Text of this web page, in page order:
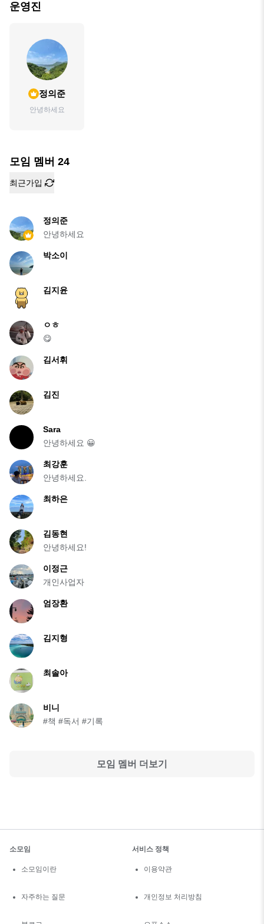
운영진
정의준
안녕하세요
모임 멤버 24
최근가입
정의준
안녕하세요
박소이
김지윤
ㅇㅎ
😋
김서휘
김진
Sara
안녕하세요 😀
최강훈
안녕하세요.
최하은
김동현
안녕하세요!
이정근
개인사업자
엄장환
김지형
최솔아
비니
#책 #독서 #기록
모임 멤버 더보기
소모임
소모임이란
자주하는 질문
서비스 정책
이용약관
개인정보 처리방침